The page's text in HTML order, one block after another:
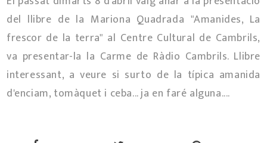
del llibre de la Mariona Quadrada "Amanides, La
frescor de la terra" al Centre Cultural de Cambrils,
va presentar-la la Carme de Ràdio Cambrils. Llibre
interessant, a veure si surto de la típica amanida
d'enciam, tomàquet i ceba... ja en faré alguna....